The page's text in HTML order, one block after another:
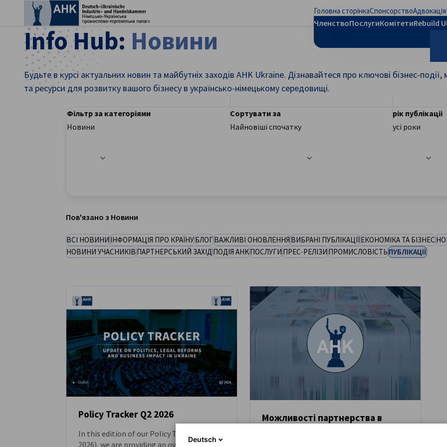
Головна сторінкаСпонсорствоАдвокація
ЧленствоПослугиКомітетиRebuild
Ukraine
Info Hub: Новини
Будьте в курсі актуальних новин та майбутніх заходів AHK Ukraine. Дізнавайтеся про ключові бізнес-
та ресурси для розвитку вашого бізнесу в українсько-німецькому середовищі.
Параметри фільтра успішно оновлено
Фільтр за категоріями
Новини
Сортувати за
Найновіші спочатку
рік публікаціі
усі роки
Пов'язано з Новини
ВСІ НОВИНИІНФОРМАЦІЯ ПРО КРАЇНУБЛОГВАЖЛИВІ ОНОВЛЕННЯВИБРАНІ ПУБЛІКАЦІЇЕКОНОМІКА ТА БІЗНЕС
НОВИНИ УЧАСНИКІВПАРТНЕРСЬКИЙ ЗАХІДПОДІЯ AHKПОСЛУГИПРЕС-РЕЛІЗИПРОМИСЛОВІСТЬПУБЛІКАЦІЇ
НОВИНИ
Policy Tracker Q2 2026
In this edition of our Policy Tracker (Q2
2026), we are providing an overview of the
Можливості партнерства в
Deutsch